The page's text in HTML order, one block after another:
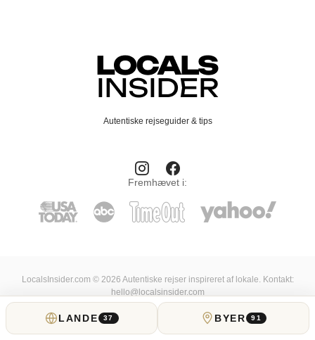
Autentiske rejseguider & tips
Fremhævet i:
LocalsInsider.com © 2026 Autentiske rejser inspireret af lokale. Kontakt:
hello@localsinsider.com
Om Os Kontakter
LANDE 37 BYER 91